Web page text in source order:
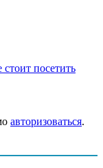
посетить
авторизоваться.